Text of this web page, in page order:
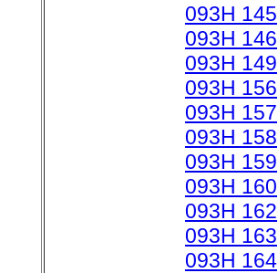
093H 145
093H 146
093H 149
093H 156
093H 157
093H 158
093H 159
093H 160
093H 162
093H 163
093H 164